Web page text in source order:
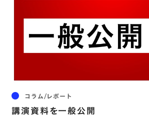
コラム/レポート
講演資料を⼀般公開